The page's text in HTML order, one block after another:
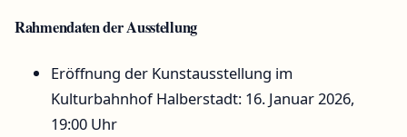
Rahmendaten der Ausstellung
Eröffnung der Kunstausstellung im
Kulturbahnhof Halberstadt: 16. Januar 2026,
19:00 Uhr